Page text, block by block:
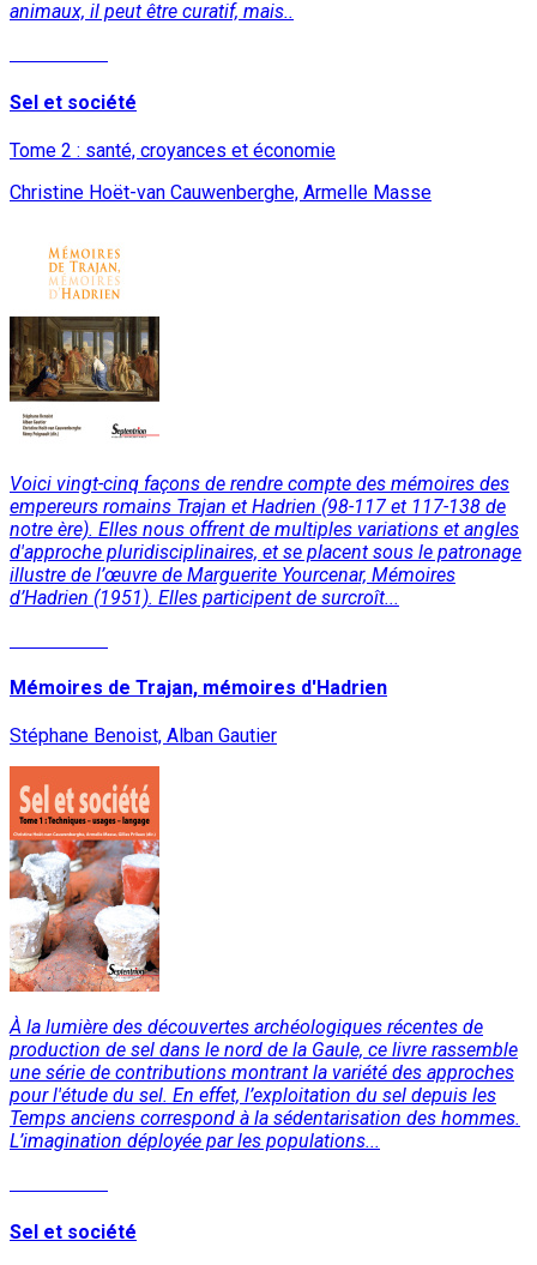
animaux, il peut être curatif, mais..
Sel et société
Tome 2 : santé, croyances et économie
Christine Hoët-van Cauwenberghe, Armelle Masse
Voici vingt-cinq façons de rendre compte des mémoires des
empereurs romains Trajan et Hadrien (98-117 et 117-138 de
notre ère). Elles nous offrent de multiples variations et angles
d'approche pluridisciplinaires, et se placent sous le patronage
illustre de l’œuvre de Marguerite Yourcenar, Mémoires
d’Hadrien (1951). Elles participent de surcroît...
Mémoires de Trajan, mémoires d'Hadrien
Stéphane Benoist, Alban Gautier
À la lumière des découvertes archéologiques récentes de
production de sel dans le nord de la Gaule, ce livre rassemble
une série de contributions montrant la variété des approches
pour l'étude du sel. En effet, l’exploitation du sel depuis les
Temps anciens correspond à la sédentarisation des hommes.
L’imagination déployée par les populations...
Sel et société